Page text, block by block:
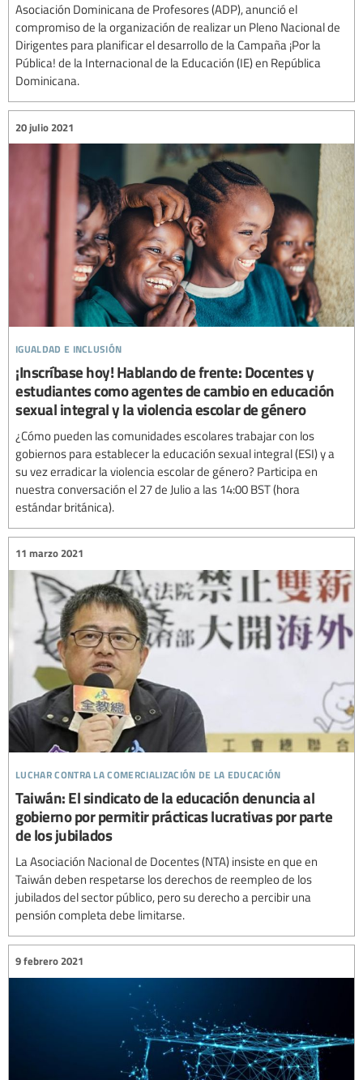
Asociación Dominicana de Profesores (ADP), anunció el
compromiso de la organización de realizar un Pleno Nacional de
Dirigentes para planificar el desarrollo de la Campaña ¡Por la
Pública! de la Internacional de la Educación (IE) en República
Dominicana.
igualdad e inclusión
20 julio 2021
¡Inscríbase hoy! Hablando de frente: Docentes y
estudiantes como agentes de cambio en educación
sexual integral y la violencia escolar de género
¿Cómo pueden las comunidades escolares trabajar con los
gobiernos para establecer la educación sexual integral (ESI) y a
su vez erradicar la violencia escolar de género? Participa en
nuestra conversación el 27 de Julio a las 14:00 BST (hora
estándar británica).
luchar contra la comercialización de la educación
11 marzo 2021
Taiwán: El sindicato de la educación denuncia al
gobierno por permitir prácticas lucrativas por parte
de los jubilados
La Asociación Nacional de Docentes (NTA) insiste en que en
Taiwán deben respetarse los derechos de reempleo de los
jubilados del sector público, pero su derecho a percibir una
pensión completa debe limitarse.
9 febrero 2021